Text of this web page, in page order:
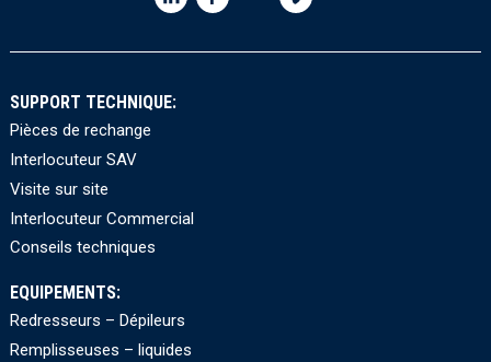
SUPPORT TECHNIQUE:
Pièces de rechange
Interlocuteur SAV
Visite sur site
Interlocuteur Commercial
Conseils techniques
EQUIPEMENTS:
Redresseurs – Dépileurs
Remplisseuses – liquides